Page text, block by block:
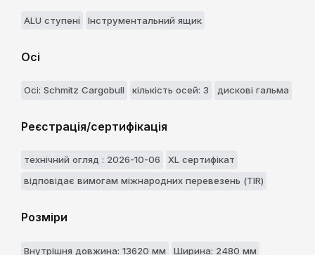
ALU ступені Інструментальний ящик
Осі
Осі: Schmitz Cargobull кількість осей: 3 дискові гальма
Реєстрація/сертифікація
технічний огляд : 2026-10-06
XL сертифікат
відповідає вимогам міжнародних перевезень (TIR)
Розміри
Внутрішня довжина: 13620 мм
Ширина: 2480 мм